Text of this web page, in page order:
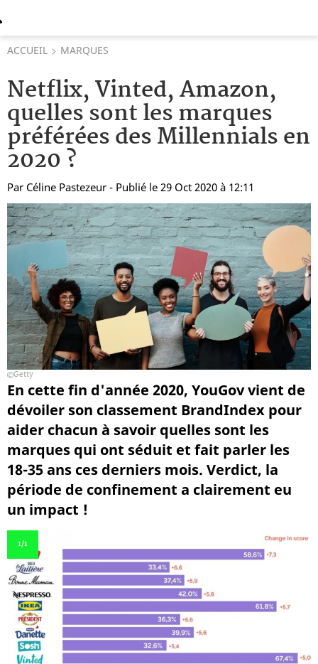
ACCUEIL MARQUES
Netflix, Vinted, Amazon,
quelles sont les marques
préférées des Millennials en
2020 ?
Par Céline Pastezeur - Publié le 29 Oct 2020 à 12:11
Getty
En cette fin d'année 2020, YouGov vient de
dévoiler son classement BrandIndex pour
aider chacun à savoir quelles sont les
marques qui ont séduit et fait parler les
18-35 ans ces derniers mois. Verdict, la
période de confinement a clairement eu
un impact !
1/1